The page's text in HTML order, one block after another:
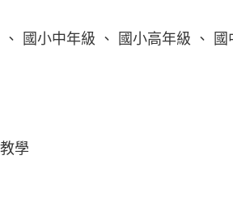
國小中年級 、 國小高年級 、
學